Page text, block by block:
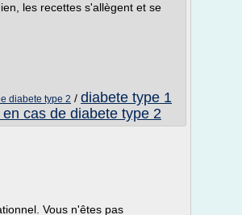
les recettes s'allègent et se
diabete type 2 / diabete type 1
cas de diabete type 2
Vous n'êtes pas